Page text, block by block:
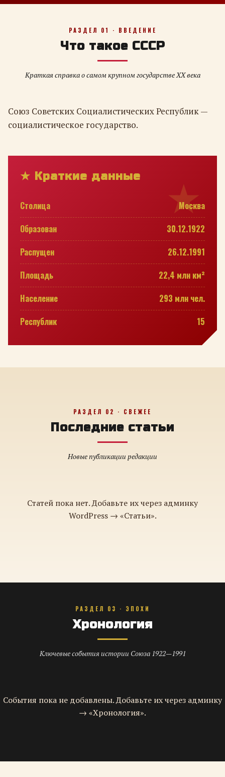
РАЗДЕЛ 01 · ВВЕДЕНИЕ
Что такое СССР
Краткая справка о самом крупном государстве XX века
Союз Советских Социалистических Республик —
социалистическое государство.
★ Краткие данные
Столица
Москва
Образован
30.12.1922
Распущен
26.12.1991
Площадь
22,4 млн км²
Население
293 млн чел.
Республик
15
РАЗДЕЛ 02 · СВЕЖЕЕ
Последние статьи
Новые публикации редакции
Статей пока нет. Добавьте их через админку
WordPress → «Статьи».
РАЗДЕЛ 03 · ЭПОХИ
Хронология
Ключевые события истории Союза 1922—1991
События пока не добавлены. Добавьте их через админку
→ «Хронология».